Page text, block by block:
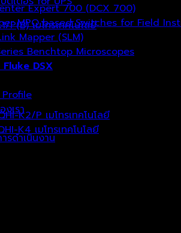
Expert 700 (DCX 700)
MPO based Switches for Field
Mapper (SLM)
Benchtop Microscopes
DSX
Profile
งเรา
รดำเนินงาน
K1/P(B)